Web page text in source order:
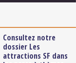
Consultez notre
dossier Les
attractions SF dans